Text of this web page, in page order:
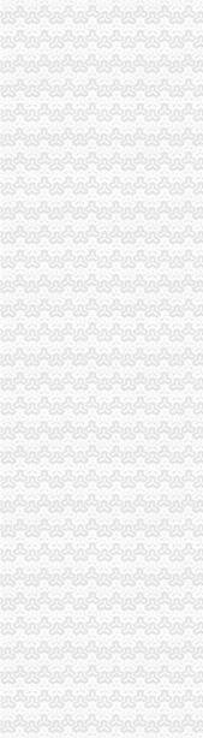
重庆物流服务公司_物流
价格,厂家,图片,进出口全
郑州报关代理黄页、郑州
比利时PP保险杠进口清关
重庆地铁隧道项目引进盾
路运代理业务厂家_路运
朝天门代办进出口公司
朝天门火锅加盟_朝天门
【2014年重庆市名瑞服饰
代办3000万公司执照转让
重庆蝶丽人贸易有限公司
国庆到南坪买进口商品价
重庆重庆西源商标代理有
春装出口白板朝天门老板
【重庆茶叶土产进出口公
【重庆招商国际旅行社有
重庆天门商场朝天门第十
大坪代办进出口公司
其他职位_大坪企业新招聘
帅博工商*办重庆公司注
黄埔区代办工商注册黄埔
重庆公司注册_xiaoyaotu_
【58同城】重庆渝中大坪
乐天玛（重庆）商业有限
东莞大坪常州专线物流公
信誉好的越南进口零食品
【增城代办注册公司增城
【重庆慢牛工商咨询有限
渝中区代办进出口公司流程